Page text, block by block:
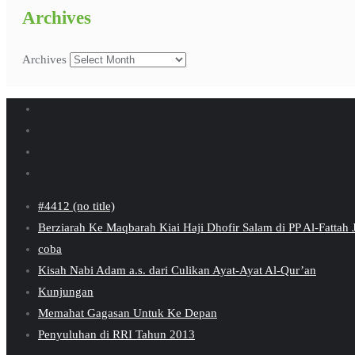
Archives
Archives
#4412 (no title)
Berziarah Ke Maqbarah Kiai Haji Dhofir Salam di PP Al-Fattah
coba
Kisah Nabi Adam a.s. dari Culikan Ayat-Ayat Al-Qur’an
Kunjungan
Memahat Gagasan Untuk Ke Depan
Penyuluhan di RRI Tahun 2013